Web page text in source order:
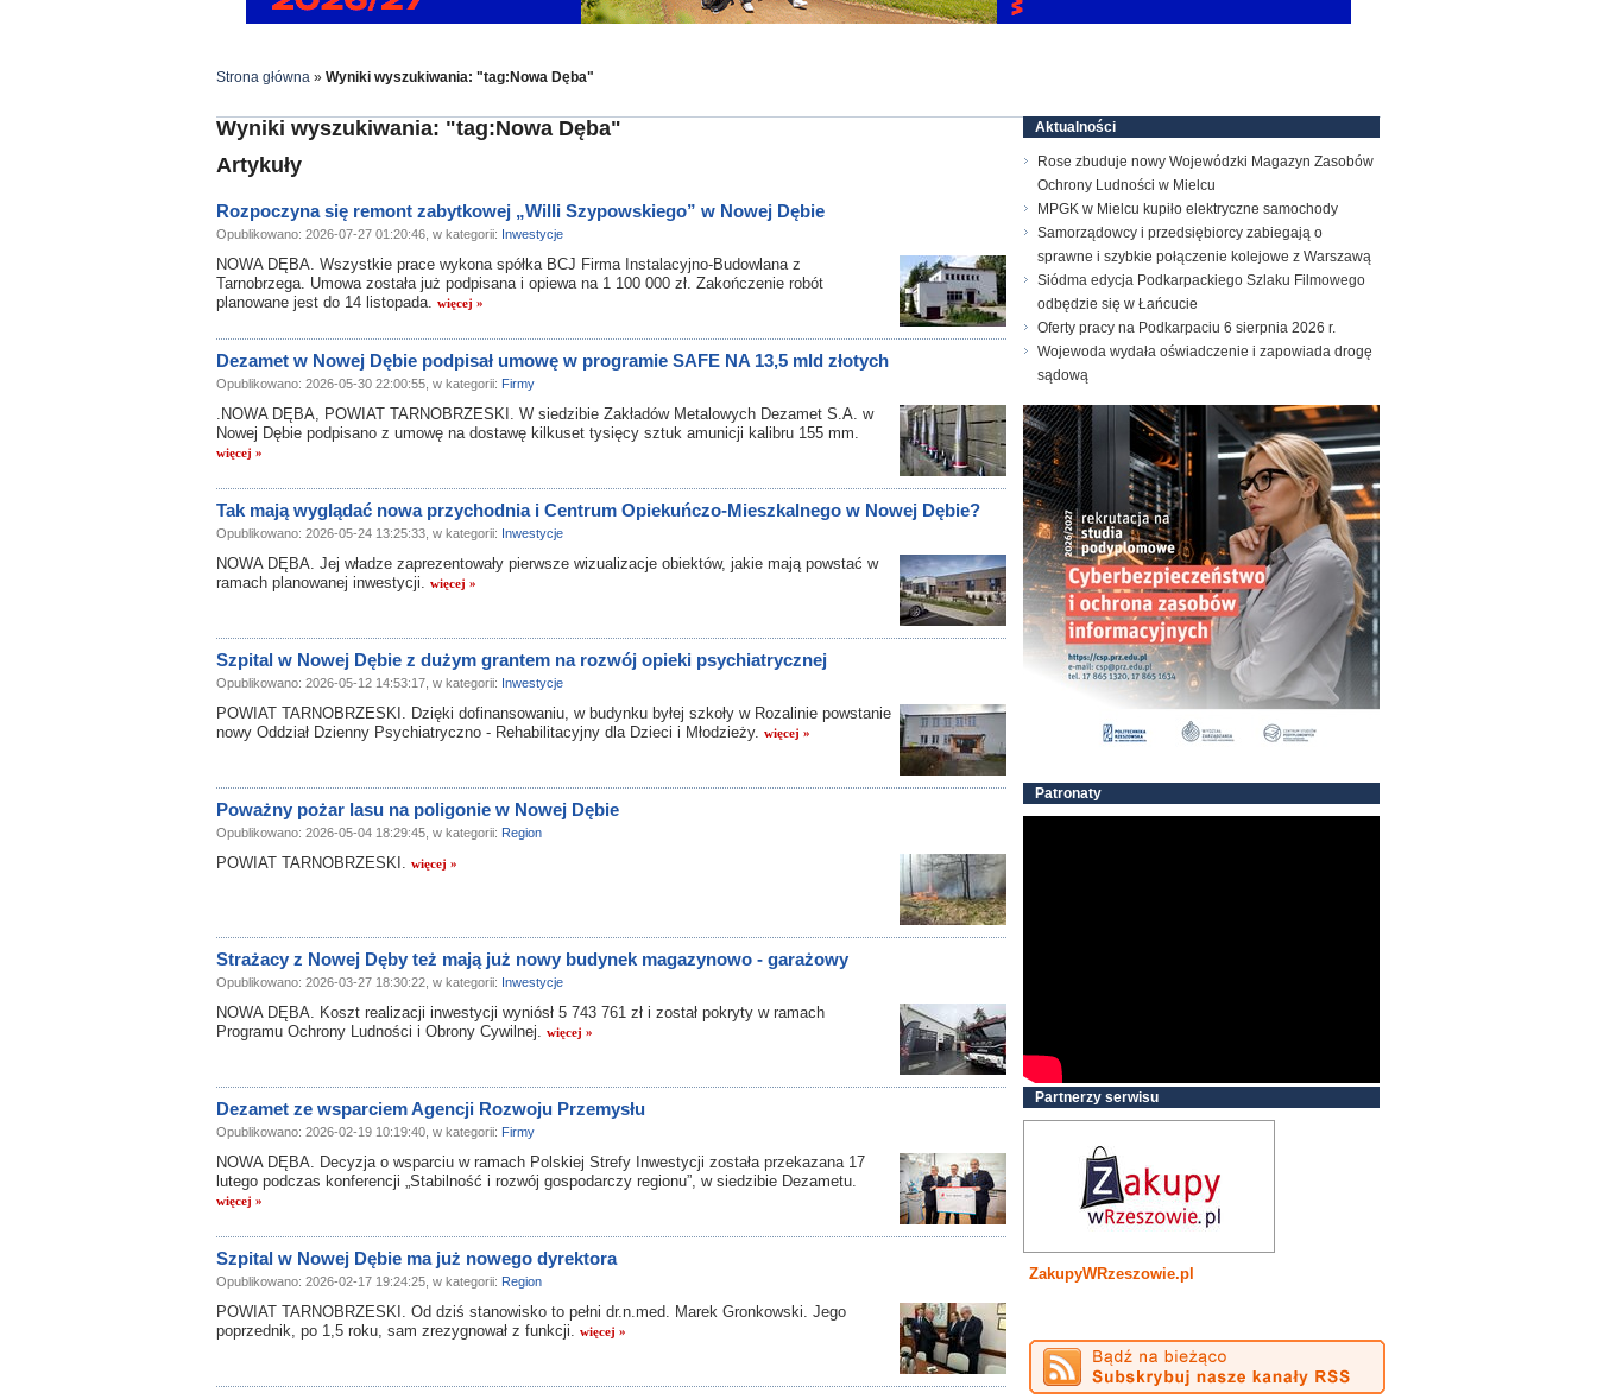
Strona główna » Wyniki wyszukiwania: "tag:Nowa Dęba"
Wyniki wyszukiwania: "tag:Nowa Dęba"
Artykuły
Rozpoczyna się remont zabytkowej „Willi Szypowskiego” w Nowej Dębie
Opublikowano: 2026-07-27 01:20:46, w kategorii: Inwestycje
NOWA DĘBA. Wszystkie prace wykona spółka BCJ Firma Instalacyjno-Budowlana z
Tarnobrzega. Umowa została już podpisana i opiewa na 1 100 000 zł. Zakończenie robót
planowane jest do 14 listopada. więcej »
Dezamet w Nowej Dębie podpisał umowę w programie SAFE NA 13,5 mld złotych
Opublikowano: 2026-05-30 22:00:55, w kategorii: Firmy
.NOWA DĘBA, POWIAT TARNOBRZESKI. W siedzibie Zakładów Metalowych Dezamet S.A. w
Nowej Dębie podpisano z umowę na dostawę kilkuset tysięcy sztuk amunicji kalibru 155 mm.
więcej »
Tak mają wyglądać nowa przychodnia i Centrum Opiekuńczo-Mieszkalnego w Nowej Dębie?
Opublikowano: 2026-05-24 13:25:33, w kategorii: Inwestycje
NOWA DĘBA. Jej władze zaprezentowały pierwsze wizualizacje obiektów, jakie mają powstać w
ramach planowanej inwestycji. więcej »
Szpital w Nowej Dębie z dużym grantem na rozwój opieki psychiatrycznej
Opublikowano: 2026-05-12 14:53:17, w kategorii: Inwestycje
POWIAT TARNOBRZESKI. Dzięki dofinansowaniu, w budynku byłej szkoły w Rozalinie powstanie
nowy Oddział Dzienny Psychiatryczno - Rehabilitacyjny dla Dzieci i Młodzieży. więcej »
Poważny pożar lasu na poligonie w Nowej Dębie
Opublikowano: 2026-05-04 18:29:45, w kategorii: Region
POWIAT TARNOBRZESKI. więcej »
Strażacy z Nowej Dęby też mają już nowy budynek magazynowo - garażowy
Opublikowano: 2026-03-27 18:30:22, w kategorii: Inwestycje
NOWA DĘBA. Koszt realizacji inwestycji wyniósł 5 743 761 zł i został pokryty w ramach
Programu Ochrony Ludności i Obrony Cywilnej. więcej »
Dezamet ze wsparciem Agencji Rozwoju Przemysłu
Opublikowano: 2026-02-19 10:19:40, w kategorii: Firmy
NOWA DĘBA. Decyzja o wsparciu w ramach Polskiej Strefy Inwestycji została przekazana 17
lutego podczas konferencji „Stabilność i rozwój gospodarczy regionu”, w siedzibie Dezametu.
więcej »
Szpital w Nowej Dębie ma już nowego dyrektora
Opublikowano: 2026-02-17 19:24:25, w kategorii: Region
POWIAT TARNOBRZESKI. Od dziś stanowisko to pełni dr.n.med. Marek Gronkowski. Jego
poprzednik, po 1,5 roku, sam zrezygnował z funkcji. więcej »
Aktualności
Rose zbuduje nowy Wojewódzki Magazyn Zasobów
Ochrony Ludności w Mielcu
MPGK w Mielcu kupiło elektryczne samochody
Samorządowcy i przedsiębiorcy zabiegają o
sprawne i szybkie połączenie kolejowe z Warszawą
Siódma edycja Podkarpackiego Szlaku Filmowego
odbędzie się w Łańcucie
Oferty pracy na Podkarpaciu 6 sierpnia 2026 r.
Wojewoda wydała oświadczenie i zapowiada drogę
sądową
Patronaty
Partnerzy serwisu
ZakupyWRzeszowie.pl